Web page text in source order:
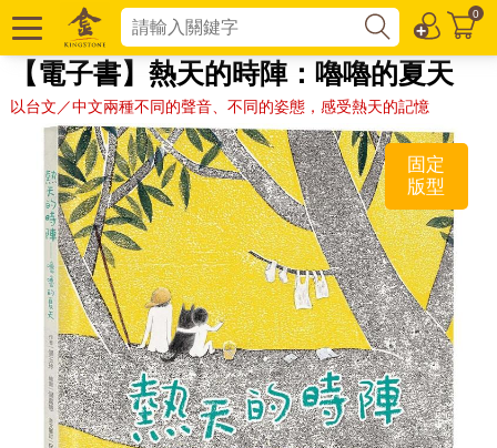
0
【電子書】熱天的時陣：嚕嚕的夏天
以台文／中文兩種不同的聲音、不同的姿態，感受熱天的記憶
固定
版型